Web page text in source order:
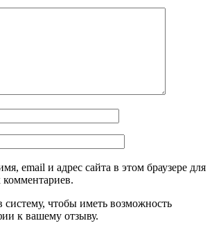
email и адрес сайта в этом браузере для
чтобы иметь возможность
к вашему отзыву.